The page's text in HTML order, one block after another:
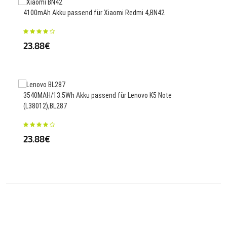
4100mAh Akku passend für Xiaomi Redmi 4,BN42
23.88€
3540MAH/13.5Wh Akku passend für Lenovo K5 Note
(L38012),BL287
23.88€